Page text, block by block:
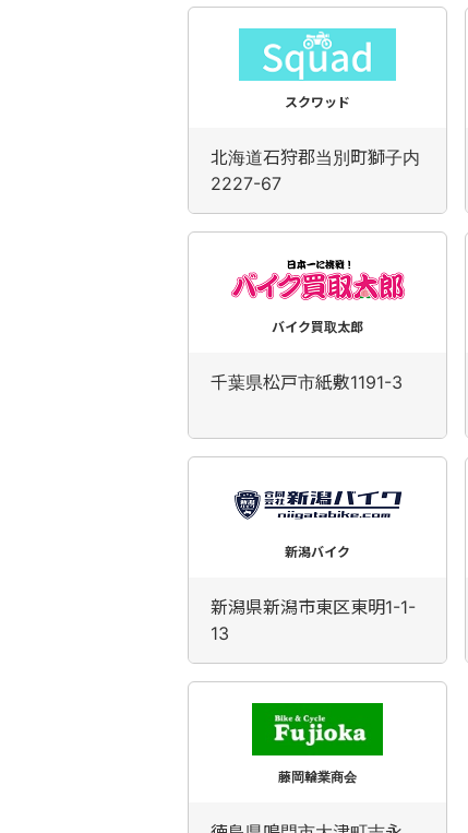
スクワッド
北海道石狩郡当別町獅子内
2227-67
バイク買取太郎
千葉県松戸市紙敷1191-3
新潟バイク
新潟県新潟市東区東明1-1-
13
藤岡輪業商会